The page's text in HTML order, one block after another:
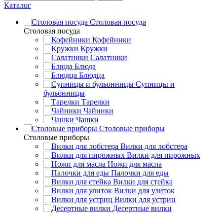
Каталог
Столовая посуда
Столовая посуда
Кофейники
Кружки
Салатники
Блюда
Блюдца
Супницы и
бульонницы
Тарелки
Чайники
Чашки
Cтоловые приборы
Cтоловые приборы
Вилки для лобстера
Вилки для пирожных
Ножи для масла
Палочки для еды
Вилки для стейка
Вилки для улиток
Вилки для устриц
Десертные вилки